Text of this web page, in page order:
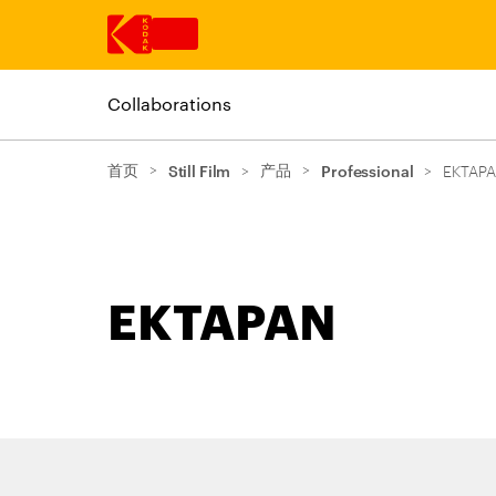
Collaborations
首页 > Still Film > 产品 > Professional >
EKTAPAN